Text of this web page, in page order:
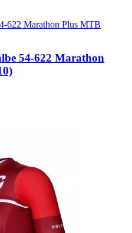
54-622 Marathon